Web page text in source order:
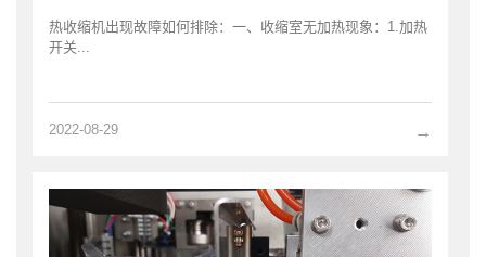
热收缩机出现故障如何排除：一、收缩室无加热现象：1.加热
开关...
→
2022-08-29